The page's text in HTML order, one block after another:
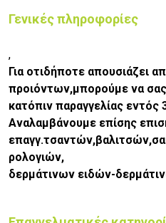
Γενικές πληροφορίες
,
Για οτιδήποτε απουσιάζει
προιόντων,μπορούμε να
κατόπιν παραγγελίας εντός
Αναλαμβάνουμε επίσης
ρολογιών,
δερμάτινων ειδών-